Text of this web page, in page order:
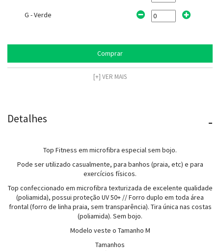
G - Verde
Comprar
[+] VER MAIS
Detalhes -
Top Fitness em microfibra especial sem bojo.
Pode ser utilizado casualmente, para banhos (praia, etc) e para
exercícios físicos.
Top confeccionado em microfibra texturizada de excelente qualidade
(poliamida), possui proteção UV 50+ // Forro duplo em toda área
frontal (forro de linha praia, sem transparência). Tira única nas costas
(poliamida). Sem bojo.
Modelo veste o Tamanho M
Tamanhos